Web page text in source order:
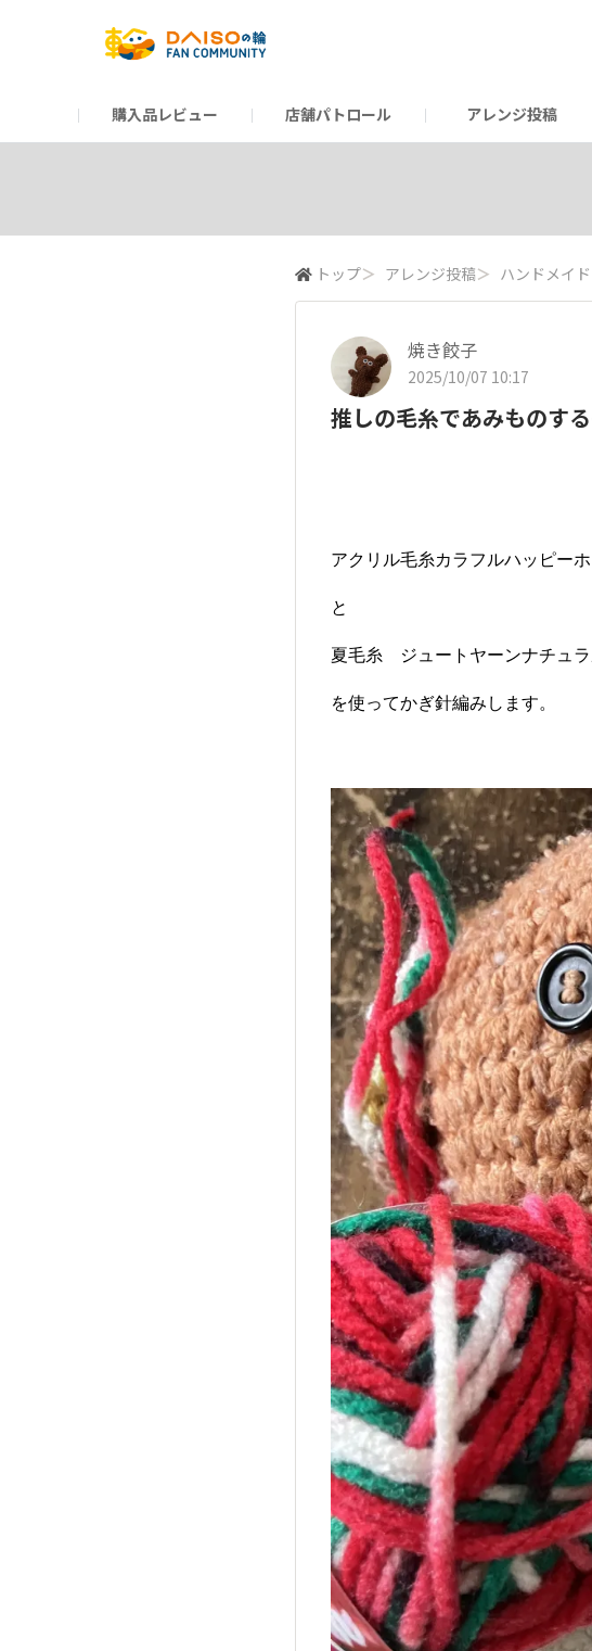
購入品レビュー 店舗パトロール アレンジ投稿
トップ＞ アレンジ投稿＞ ハンドメイド
焼き餃子
2025/10/07 10:17
推しの毛糸であみものす
アクリル毛糸カラフルハッピー
と
夏毛糸 ジュートヤーンナチュ
を使ってかぎ針編みします。